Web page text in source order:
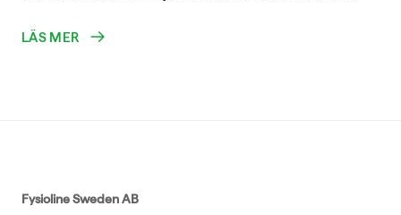
LÄS MER
Fysioline Sweden AB